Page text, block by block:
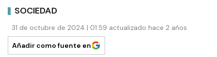
SOCIEDAD
31 de octubre de 2024 | 01:59 actualizado hace 2 años
Añadir como fuente en